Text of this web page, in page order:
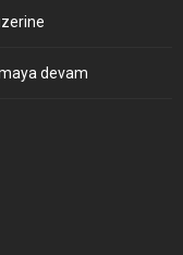
devam